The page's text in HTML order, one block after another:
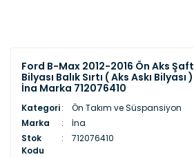
Ford B-Max 2012-2016 Ön Aks Şaft
Bilyası Balık Sırtı ( Aks Askı Bilyası )
İna Marka 712076410
Kategori
Ön Takım ve Süspansiyon
Marka
İna
Stok
Kodu
712076410